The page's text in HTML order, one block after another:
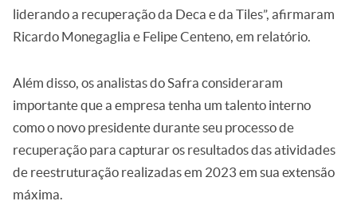
liderando a recuperação da Deca e da Tiles”, afirmaram
Ricardo Monegaglia e Felipe Centeno, em relatório.
Além disso, os analistas do Safra consideraram
importante que a empresa tenha um talento interno
como o novo presidente durante seu processo de
recuperação para capturar os resultados das atividades
de reestruturação realizadas em 2023 em sua extensão
máxima.